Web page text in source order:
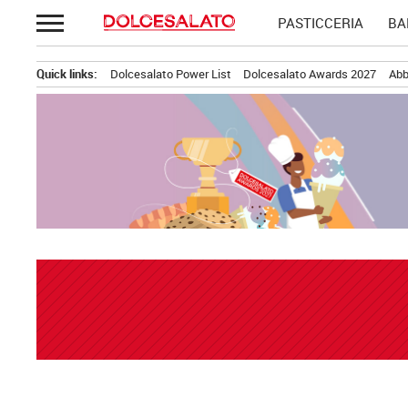
Passa
al
PASTICCERIA
Quick links: Dolcesalato Power List Dolcesalato Awards 2027